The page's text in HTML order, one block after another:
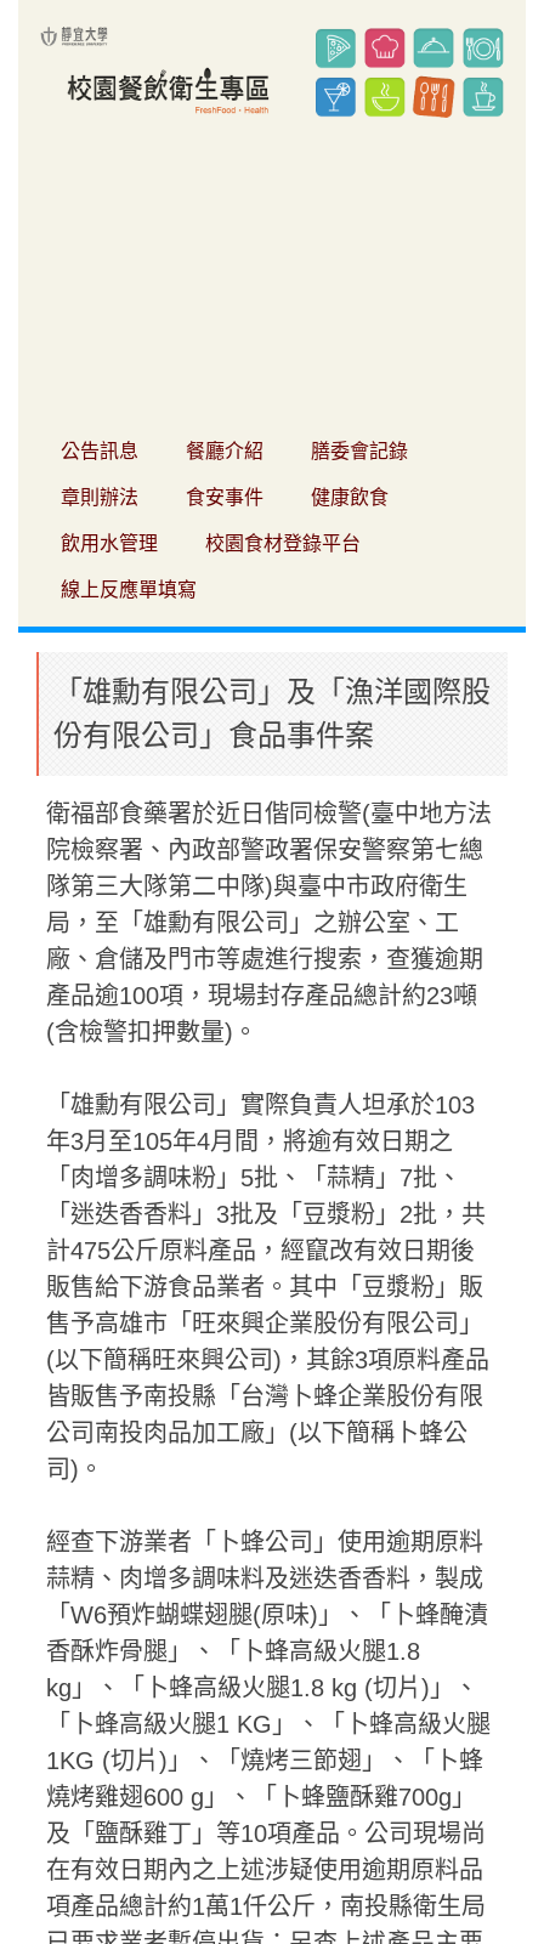
公告訊息 餐廳介紹 膳委會記錄
章則辦法 食安事件 健康飲食
飲用水管理 校園食材登錄平台
線上反應單填寫
「雄勳有限公司」及「漁洋國際股
份有限公司」食品事件案
衛福部食藥署於近日偕同檢警(臺中地方法
院檢察署、內政部警政署保安警察第七總
隊第三大隊第二中隊)與臺中市政府衛生
局，至「雄勳有限公司」之辦公室、工
廠、倉儲及門市等處進行搜索，查獲逾期
產品逾100項，現場封存產品總計約23噸
(含檢警扣押數量)。
「雄勳有限公司」實際負責人坦承於103
年3月至105年4月間，將逾有效日期之
「肉增多調味粉」5批、「蒜精」7批、
「迷迭香香料」3批及「豆漿粉」2批，共
計475公斤原料產品，經竄改有效日期後
販售給下游食品業者。其中「豆漿粉」販
售予高雄市「旺來興企業股份有限公司」
(以下簡稱旺來興公司)，其餘3項原料產品
皆販售予南投縣「台灣卜蜂企業股份有限
公司南投肉品加工廠」(以下簡稱卜蜂公
司)。
經查下游業者「卜蜂公司」使用逾期原料
蒜精、肉增多調味料及迷迭香香料，製成
「W6預炸蝴蝶翅腿(原味)」、「卜蜂醃漬
香酥炸骨腿」、「卜蜂高級火腿1.8
kg」、「卜蜂高級火腿1.8 kg (切片)」、
「卜蜂高級火腿1 KG」、「卜蜂高級火腿
1KG (切片)」、「燒烤三節翅」、「卜蜂
燒烤雞翅600 g」、「卜蜂鹽酥雞700g」
及「鹽酥雞丁」等10項產品。公司現場尚
在有效日期內之上述涉疑使用逾期原料品
項產品總計約1萬1仟公斤，南投縣衛生局